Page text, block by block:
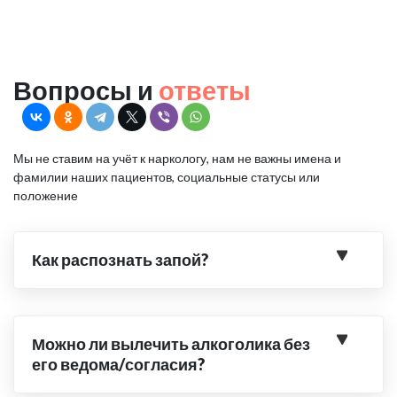
Вопросы и ответы
Мы не ставим на учёт к наркологу, нам не важны имена и
фамилии наших пациентов, социальные статусы или
положение
Как распознать запой?
Можно ли вылечить алкоголика без
его ведома/согласия?